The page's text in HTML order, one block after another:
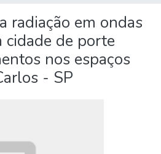
radiação em ondas
cidade de porte
nos espaços
- SP